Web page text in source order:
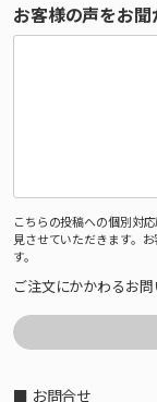
お客様の声をお聞
こちらの投稿への個別対
見させていただきます。
す。
ご注文にかかわるお
■ お問合せ